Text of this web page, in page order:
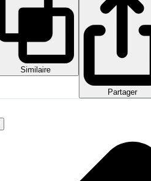
Similaire
Partager